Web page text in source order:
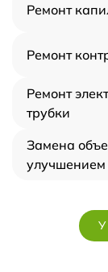
Ремонт
Ремонт
Ремонт
трубки
Замена
улучшением
У